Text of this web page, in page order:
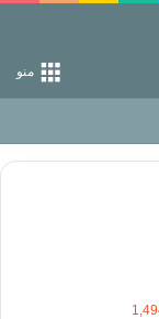
منو
خداست‌!